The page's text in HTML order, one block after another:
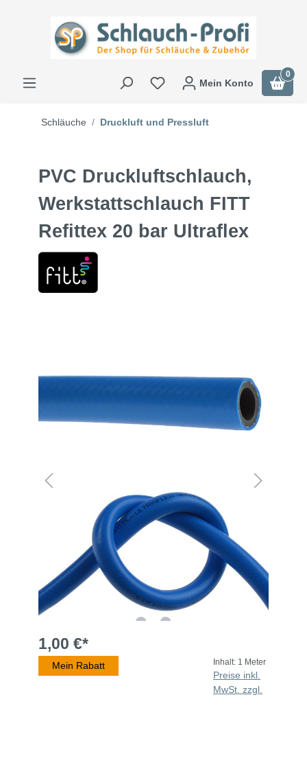
Mein Konto
0
Schläuche Druckluft und Pressluft
PVC Druckluftschlauch,
Werkstattschlauch FITT
Refittex 20 bar Ultraflex
1,00 €*
Mein Rabatt Inhalt: 1 Meter
Preise inkl.
MwSt. zzgl.